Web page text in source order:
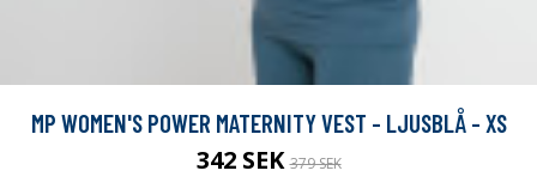
MP WOMEN'S POWER MATERNITY VEST - LJUSBLÅ - XS
342 SEK379 SEK